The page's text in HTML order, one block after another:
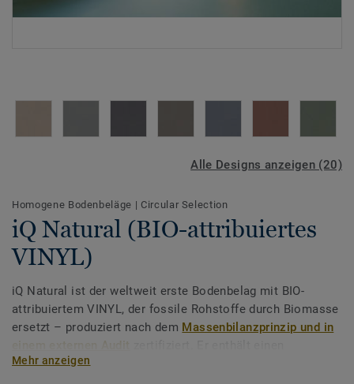
Alle Designs anzeigen (20)
Homogene Bodenbeläge | Circular Selection
iQ Natural (BIO-attribuiertes
VINYL)
iQ Natural ist der weltweit erste Bodenbelag mit BIO-
attribuiertem VINYL, der fossile Rohstoffe durch Biomasse
ersetzt – produziert nach dem Massenbilanzprinzip und in
einem externen Audit
natürlichen, phthalatfreien Weichmacher auf der Basis
Mehr anzeigen